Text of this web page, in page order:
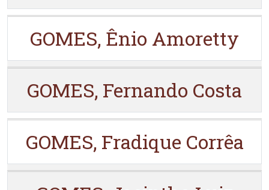
GOMES, Ênio Amoretty
GOMES, Fernando Costa
GOMES, Fradique Corrêa